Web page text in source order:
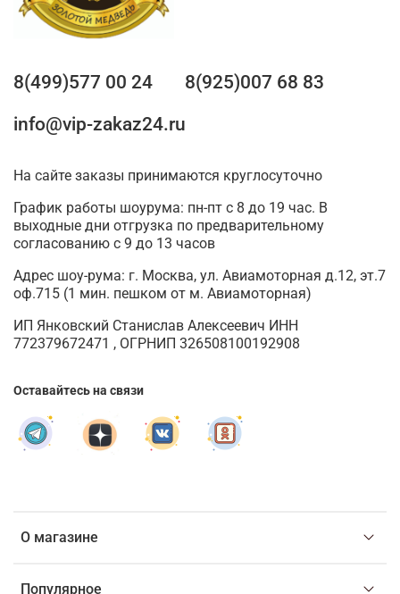
О магазине
Популярное
8(499)577 00 24
8(925)007 68 83
info@vip-zakaz24.ru
На сайте заказы принимаются круглосуточно
График работы шоурума: пн-пт с 8 до 19 час. В
выходные дни отгрузка по предварительному
согласованию с 9 до 13 часов
Адрес шоу-рума: г. Москва, ул. Авиамоторная д.12, эт.7
оф.715 (1 мин. пешком от м. Авиамоторная)
ИП Янковский Станислав Алексеевич ИНН
772379672471 , ОГРНИП 326508100192908
Оставайтесь на связи